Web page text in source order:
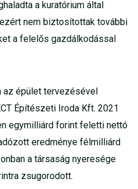
a kuratórium által
nem biztosítottak további
a felelős gazdálkodással
az épület tervezésével
Építészeti Iroda Kft. 2021
egymilliárd forint feletti nettó
eredménye félmilliárd
a társaság nyeresége
zsugorodott.